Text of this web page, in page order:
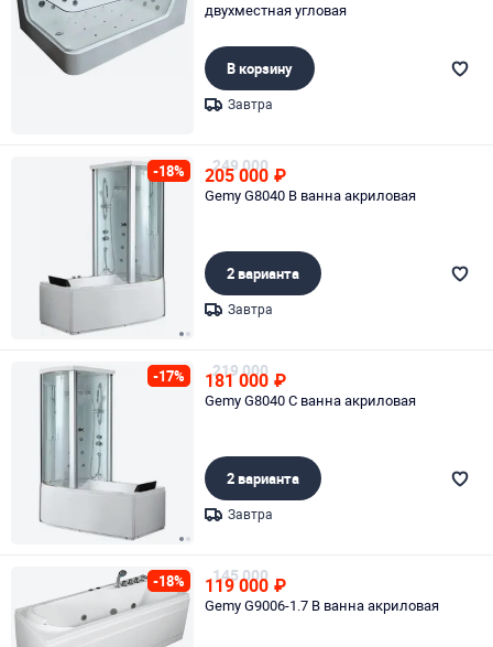
двухместная угловая
В корзину
Завтра
-18% 249 000
205 000 ₽
Gemy G8040 B ванна акриловая
2 варианта
Завтра
-17% 219 000
181 000 ₽
Gemy G8040 C ванна акриловая
2 варианта
Завтра
-18% 145 000
119 000 ₽
Gemy G9006-1.7 B ванна акриловая